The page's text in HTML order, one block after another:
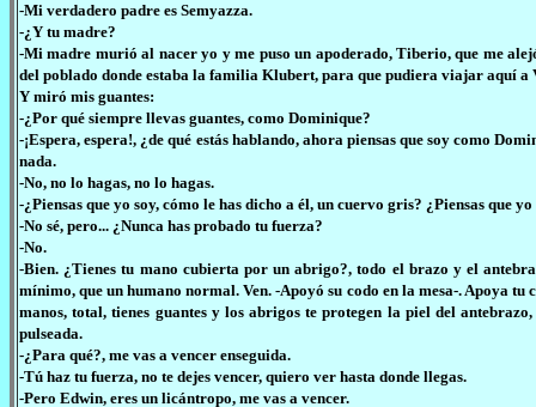
-Mi verdadero padre es Semyazza.
-¿Y tu madre?
-Mi madre murió al nacer yo y me puso un apoderado, Tiberio, que me
del poblado donde estaba la familia Klubert, para que pudiera viajar aquí a
Y miró mis guantes:
-¿Por qué siempre llevas guantes, como Dominique?
-¡Espera, espera!, ¿de qué estás hablando, ahora piensas que soy como
nada.
-No, no lo hagas, no lo hagas.
-¿Piensas que yo soy, cómo le has dicho a él, un cuervo gris? ¿Piensas que
-No sé, pero... ¿Nunca has probado tu fuerza?
-No.
-Bien. ¿Tienes tu mano cubierta por un abrigo?, todo el brazo y el
mínimo, que un humano normal. Ven. -Apoyó su codo en la mesa-. Apoya tu
manos, total, tienes guantes y los abrigos te protegen la piel del
pulseada.
-¿Para qué?, me vas a vencer enseguida.
-Tú haz tu fuerza, no te dejes vencer, quiero ver hasta donde llegas.
-Pero Edwin, eres un licántropo, me vas a vencer.